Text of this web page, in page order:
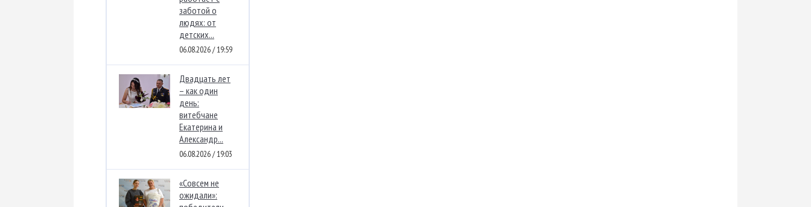
заботой о
людях: от
детских...
06.08.2026 / 19:59
Двадцать лет
– как один
день:
витебчане
Екатерина и
Александр...
06.08.2026 / 19:03
«Совсем не
ожидали»: